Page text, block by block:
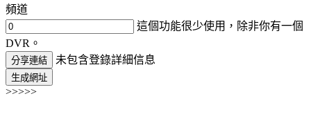
頻道
這個功能很少使用，除非你有一個
DVR。
分享連結 未包含登錄詳細信息
生成網址
>>>>>